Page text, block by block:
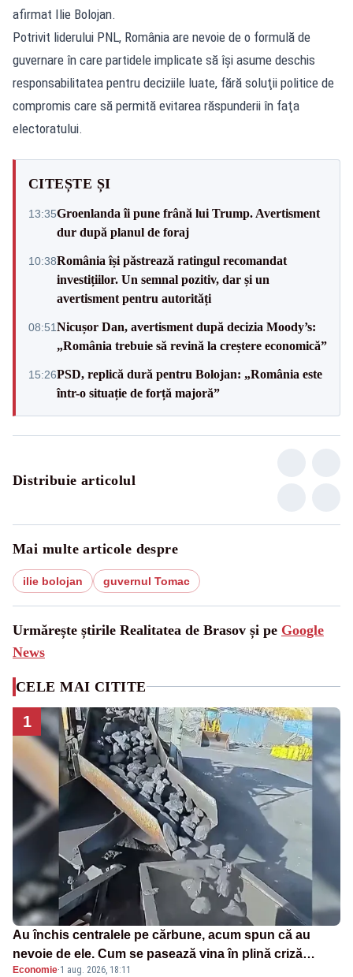
afirmat Ilie Bolojan.
Potrivit liderului PNL, România are nevoie de o formulă de
guvernare în care partidele implicate să îşi asume deschis
responsabilitatea pentru deciziile luate, fără soluţii politice de
compromis care să permită evitarea răspunderii în faţa
electoratului.
CITEȘTE ȘI
13:35Groenlanda îi pune frână lui Trump. Avertisment
dur după planul de foraj
10:38România își păstrează ratingul recomandat
investițiilor. Un semnal pozitiv, dar și un
avertisment pentru autorități
08:51Nicușor Dan, avertisment după decizia Moody’s:
„România trebuie să revină la creștere economică”
15:26PSD, replică dură pentru Bolojan: „România este
într-o situație de forță majoră”
Distribuie articolul
Mai multe articole despre
ilie bolojan guvernul Tomac
Urmărește știrile Realitatea de Brasov și pe Google
News
CELE MAI CITITE
1
Au închis centralele pe cărbune, acum spun că au
nevoie de ele. Cum se pasează vina în plină criză
energetică
Economie·1 aug. 2026, 18:11